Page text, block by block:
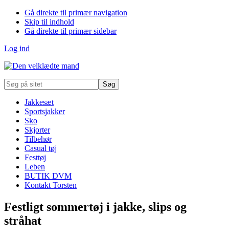
Gå direkte til primær navigation
Skip til indhold
Gå direkte til primær sidebar
Log ind
Søg
på
Jakkesæt
Sportsjakker
Sko
Skjorter
Tilbehør
Casual tøj
Festtøj
Leben
BUTIK DVM
Kontakt Torsten
Festligt sommertøj i jakke, slips og
stråhat